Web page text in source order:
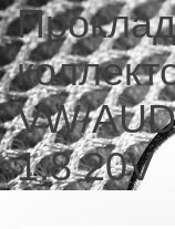
VW/
1.8 20V